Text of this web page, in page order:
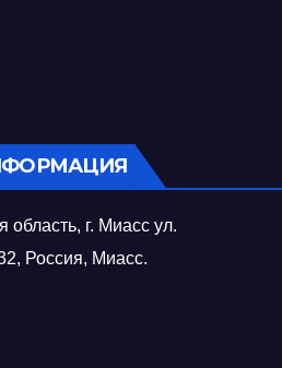
г. Миасс ул.
Россия, Миасс.